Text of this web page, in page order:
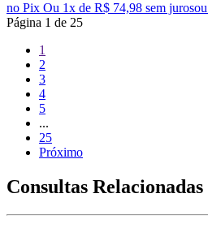
no Pix Ou 1x de R$ 74,98 sem jurosou
Página 1 de 25
1
2
3
4
5
...
25
Próximo
Consultas Relacionadas